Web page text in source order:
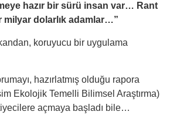
hazır bir sürü insan var… Rant
milyar dolarlık adamlar…”
koruyucu bir uygulama
hazırlatmış olduğu rapora
Ekolojik Temelli Bilimsel Araştırma)
açmaya başladı bile…